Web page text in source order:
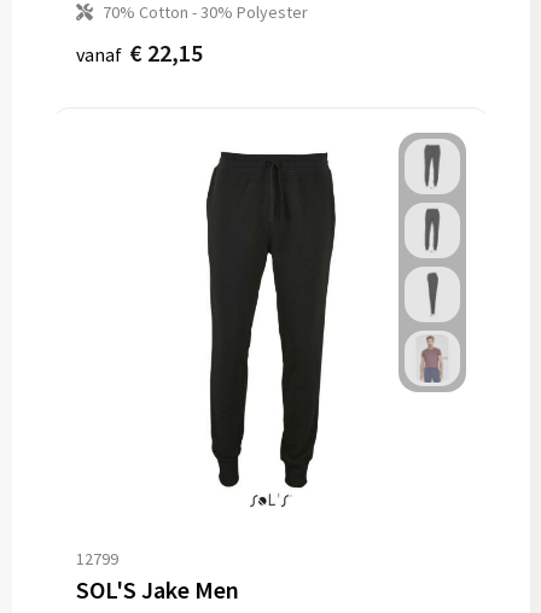
70% Cotton - 30% Polyester
vanaf € 22,15
12799
SOL'S Jake Men